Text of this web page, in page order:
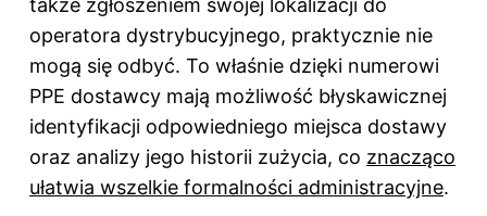
także zgłoszeniem swojej lokalizacji do
operatora dystrybucyjnego, praktycznie nie
mogą się odbyć. To właśnie dzięki numerowi
PPE dostawcy mają możliwość błyskawicznej
identyfikacji odpowiedniego miejsca dostawy
oraz analizy jego historii zużycia, co znacząco
ułatwia wszelkie formalności administracyjne.